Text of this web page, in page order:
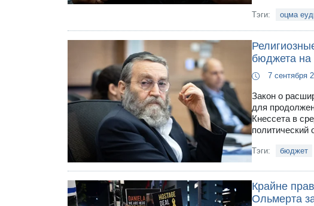
Тэги: оцма
бюджета на
7 сентября
Закон о
для
Кнессета в
политический
Тэги: бюджет
Крайне
Ольмерта